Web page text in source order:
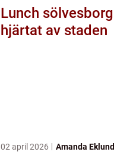
Lunch sölvesborg god mat i
hjärtat av staden
02 april 2026 Amanda Eklund